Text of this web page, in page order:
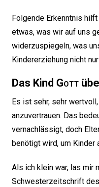
Folgende Erkenntnis
etwas, was wir auf uns
widerzuspiegeln, was
Kindererziehung nicht
Das Kind Gott
Es ist sehr, sehr
anzuvertrauen. Das
vernachlässigt, doch
benötigt wird, um
Als ich klein war, las mir
Schwesterzeitschrift des